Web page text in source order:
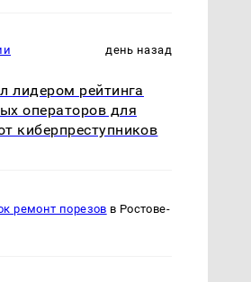
день назад
лидером рейтинга
операторов для
киберпреступников
ремонт порезов в Ростове-